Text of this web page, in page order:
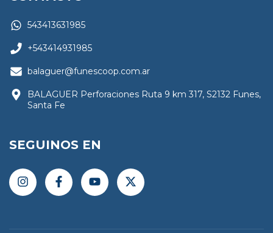
543413631985
+543414931985
balaguer@funescoop.com.ar
BALAGUER Perforaciones Ruta 9 km 317, S2132 Funes,
Santa Fe
SEGUINOS EN